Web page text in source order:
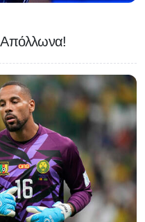
Απόλλωνα!